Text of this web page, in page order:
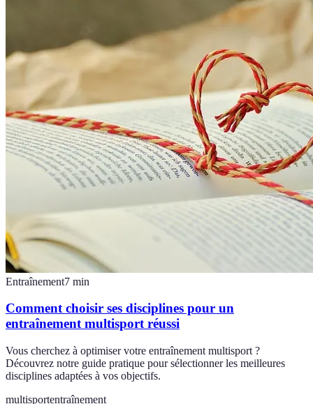
Entraînement7 min
Comment choisir ses disciplines pour un
entraînement multisport réussi
Vous cherchez à optimiser votre entraînement multisport ?
Découvrez notre guide pratique pour sélectionner les meilleures
disciplines adaptées à vos objectifs.
multisportentraînement